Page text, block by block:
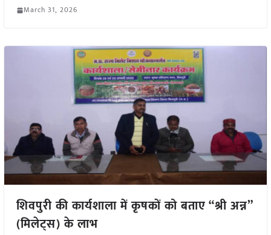
March 31, 2026
शिवपुरी की कार्यशाला में कृषकों को बताए “श्री अन्न”
(मिलेट्स) के लाभ